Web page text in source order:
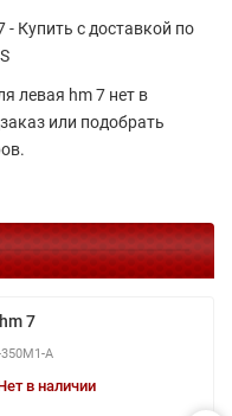
- Купить с доставкой по
левая hm 7 нет в
или подобрать
7
A
в наличии